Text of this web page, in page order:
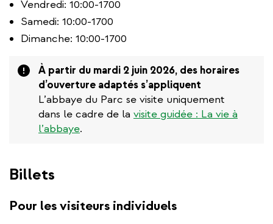
Vendredi: 10:00-1700
Samedi: 10:00-1700
Dimanche: 10:00-1700
Attention
À partir du mardi 2 juin 2026, des horaires
d’ouverture adaptés s’appliquent
L’abbaye du Parc se visite uniquement
dans le cadre de la visite guidée : La vie à
l’abbaye.
Billets
Pour les visiteurs individuels